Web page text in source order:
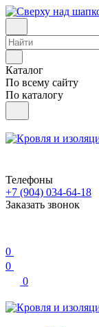
Каталог
По всему сайту
По каталогу
Телефоны
+7 (904) 034-64-18
Заказать звонок
0
0
0